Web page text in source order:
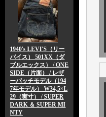
1940's LEVI'S（リー
バイス） 501XX（ダ
ブルエックス） / ONE
SIDE（片面） / レザ
ーパッチモデル（194
7年モデル） W34,5×L
29（実寸） / SUPER
DARK ＆ SUPER MI
NTY